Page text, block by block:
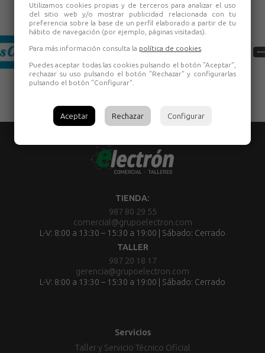
TIENDA:
987 80 29 55
comercial@grupoelectron.com
L-V: 8:00 a 13:30 – 15:30 a 19:00 | Sábado: Cerrado
TALLER
987 20 18 17
gerencia@grupoelectron.com
L-V: 8:00 a 13:30 – 15:30 a 19:00 | Sábado: Cerrado
Servicios
Taller y Servicio Técnico Oficial
Utilizamos cookies propias y de terceros para analizar el uso
del sitio web y/o mostrar publicidad relacionada con tu
preferencia sobre la base de un perfil elaborado a partir de tu
hábito de navegación (por ejemplo, páginas visitadas).
Para más información consulta la política de cookies
Puedes aceptar todas las cookies pulsando el botón "Aceptar",
rechazar su uso pulsando el botón "Rechazar" y configurarlas
pulsando el botón "Configurar".
Aceptar Rechazar Configurar